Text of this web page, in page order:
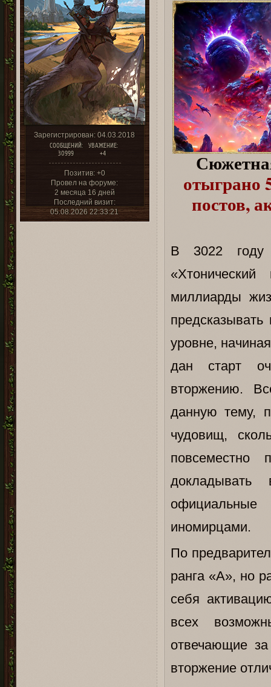
Зарегистрирован: 04.03.2018
СООБЩЕНИЙ:
30999
УВАЖЕНИЕ:
+4
Позитив: +0
Провел на форуме:
2 месяца 16 дней
Последний визит:
05.08.2026 22:33:21
отыграно
постов,
В 3022 году
миллиарды
уровне,
дан старт
вторжению.
данную тему,
чудовищ,
повсеместно
иномирцами.
По
ранга «А», но
себя
всех
отвечающие
вторжение